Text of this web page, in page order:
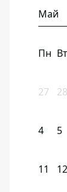
Май
Пн Вт
27 28
4 5
11 12